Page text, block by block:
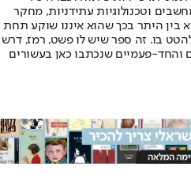
וטכנולוגיות עתידניות, מחקר
בין היתר בכך שהוא איננו שוקע תחת
בו. זה ספר שיש לו פשט, רמז, דרש
והחד-פעמיים שנכתבו כאן בעשורים